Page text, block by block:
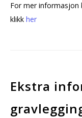
For mer informasjon
klikk her
Ekstra